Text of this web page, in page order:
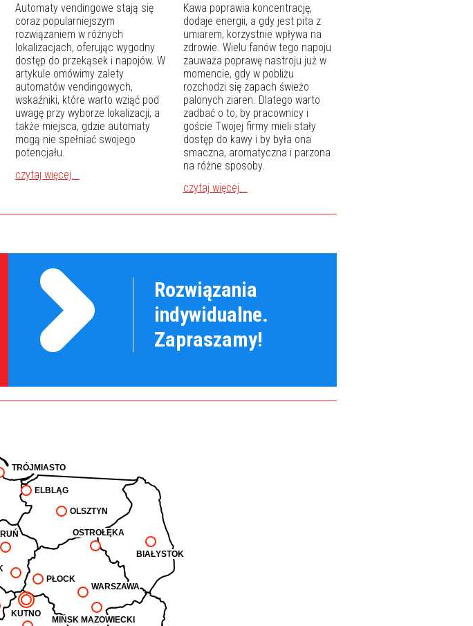
Automaty vendingowe stają się
coraz popularniejszym
rozwiązaniem w różnych
lokalizacjach, oferując wygodny
dostęp do przekąsek i napojów. W
artykule omówimy zalety
automatów vendingowych,
wskaźniki, które warto wziąć pod
uwagę przy wyborze lokalizacji, a
także miejsca, gdzie automaty
mogą nie spełniać swojego
potencjału.
czytaj więcej...
Kawa poprawia koncentrację,
dodaje energii, a gdy jest pita z
umiarem, korzystnie wpływa na
zdrowie. Wielu fanów tego napoju
zauważa poprawę nastroju już w
momencie, gdy w pobliżu
rozchodzi się zapach świeżo
palonych ziaren. Dlatego warto
zadbać o to, by pracownicy i
goście Twojej firmy mieli stały
dostęp do kawy i by była ona
smaczna, aromatyczna i parzona
na różne sposoby.
czytaj więcej...
Rozwiązania
indywidualne.
Zapraszamy!